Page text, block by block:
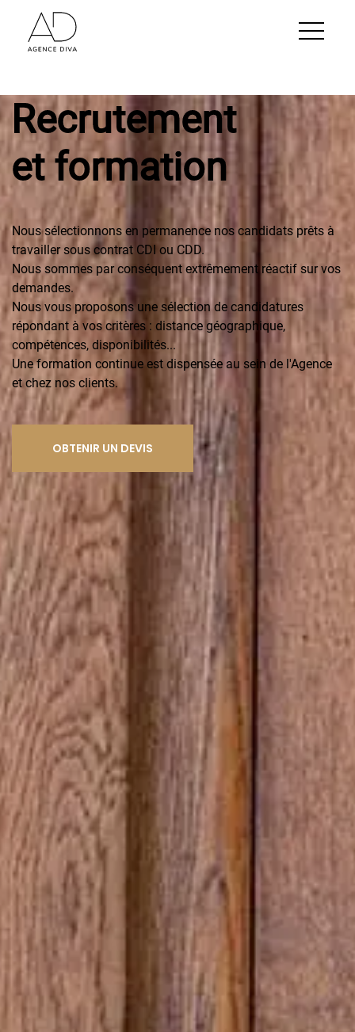
Recrutement
et formation
Nous sélectionnons en permanence nos candidats prêts à
travailler sous contrat CDI ou CDD.
Nous sommes par conséquent extrêmement réactif sur vos
demandes.
Nous vous proposons une sélection de candidatures
répondant à vos critères : distance géographique,
compétences, disponibilités...
Une formation continue est dispensée au sein de l'Agence
et chez nos clients.
OBTENIR UN DEVIS